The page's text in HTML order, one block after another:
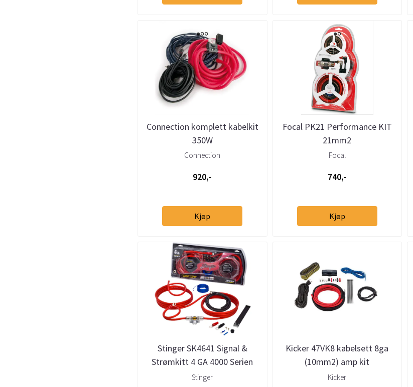
Connection komplett kabelkit
350W
Connection
920,-
Kjøp
Focal PK21 Performance KIT
21mm2
Focal
740,-
Kjøp
Stinger SK4641 Signal &
Strømkitt 4 GA 4000 Serien
Stinger
Kicker 47VK8 kabelsett 8ga
(10mm2) amp kit
m/signalkabel
Kicker